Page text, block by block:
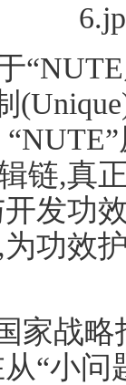
链,真
发功
功效
家战
“小问